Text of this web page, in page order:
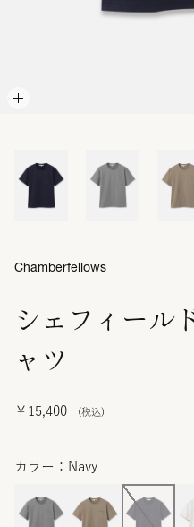
シェフィール
ャツ
￥15,400
Chamberfellows
カラー：Navy